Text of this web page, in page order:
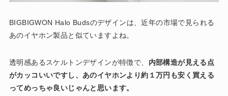
BIGBIGWON Halo Budsのデザインは、近年の市場で見られる
あのイヤホン製品と似ていますよね。
透明感あるスケルトンデザインが特徴で、 内部構造が見える点
がカッコいいですし、あのイヤホンより約１万円も安く買える
ってめっちゃ良いじゃんと思います。